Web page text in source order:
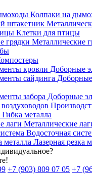
Колпаки на
Клетки для птицы
Металлические
Доборные
Доборные
Гибка металла
Металлические
Водосточная
Лазерная резка
+7 (903) 809 07 05 +7